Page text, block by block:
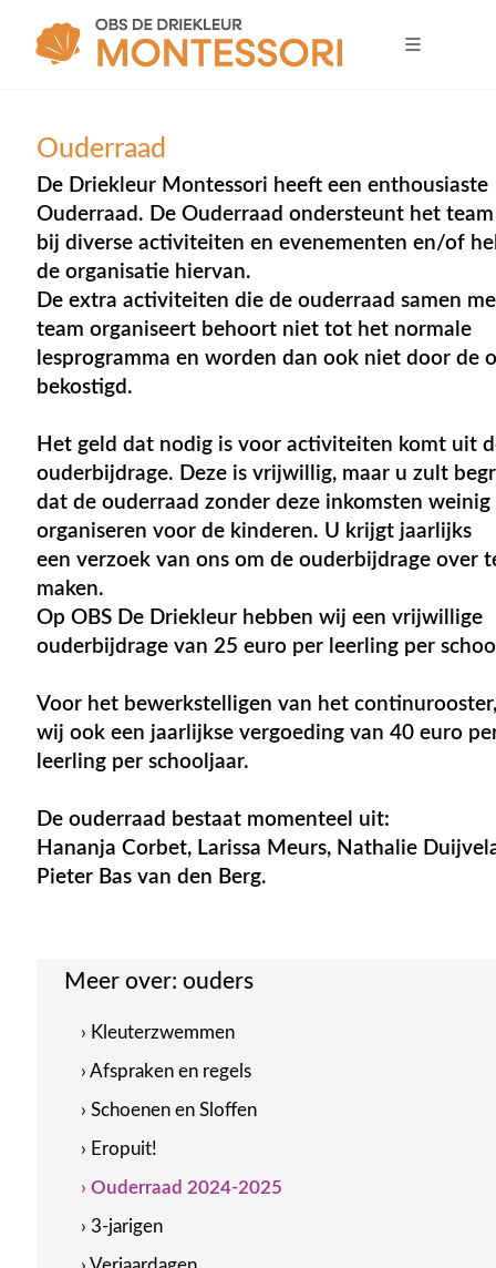
Ouderraad
De Driekleur Montessori heeft een enthousiaste
Ouderraad. De Ouderraad ondersteunt het team
bij diverse activiteiten en evenementen en/of
de organisatie hiervan.
De extra activiteiten die de ouderraad samen
team organiseert behoort niet tot het normale
lesprogramma en worden dan ook niet door de
bekostigd.
Het geld dat nodig is voor activiteiten komt uit
ouderbijdrage. Deze is vrijwillig, maar u zult
dat de ouderraad zonder deze inkomsten weinig
organiseren voor de kinderen. U krijgt jaarlijks
een verzoek van ons om de ouderbijdrage over
maken.
Op OBS De Driekleur hebben wij een vrijwillige
ouderbijdrage van 25 euro per leerling per
Voor het bewerkstelligen van het
wij ook een jaarlijkse vergoeding van 40 euro
leerling per schooljaar.
De ouderraad bestaat momenteel uit:
Hananja Corbet, Larissa Meurs, Nathalie
Pieter Bas van den Berg.
Meer over:ouders
› Kleuterzwemmen
› Afspraken en regels
› Schoenen en Sloffen
› Eropuit!
› Ouderraad 2024-2025
› 3-jarigen